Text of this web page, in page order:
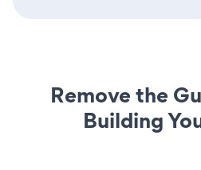
Remove the
Building